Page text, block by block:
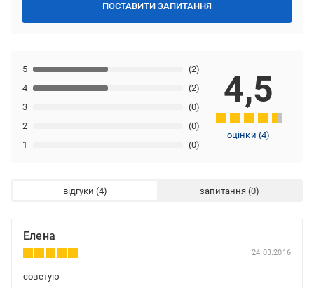
ПОСТАВИТИ ЗАПИТАННЯ
1 (0)
2 (0)
3 (0)
4 (2)
5 (2)
4,5
оцінки(4)
відгуки запитання
Елена
24.03.2016
советую